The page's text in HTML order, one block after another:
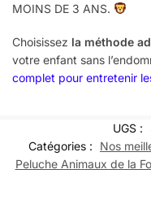
MOINS DE 3 ANS.
Choisissez la méthode
votre enfant sans
complet pour entretenir
UGS :
Catégories :
Nos
Peluche Animaux de la